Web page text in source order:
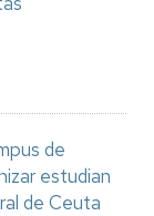
de
estudian
de Ceuta